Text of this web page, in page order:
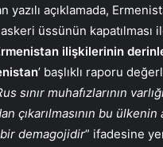
yazılı açıklamada,
askeri üssünün kapatılması
ilişkilerinin
’ başlıklı raporu
muhafızlarının
çıkarılmasının bu
demagojidir” ifadesine